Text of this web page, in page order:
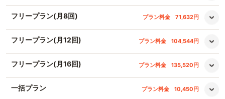
フリープラン(月8回) プラン料金 71,632円
フリープラン(月12回) プラン料金 104,544円
フリープラン(月16回) プラン料金 135,520円
一括プラン プラン料金 10,450円